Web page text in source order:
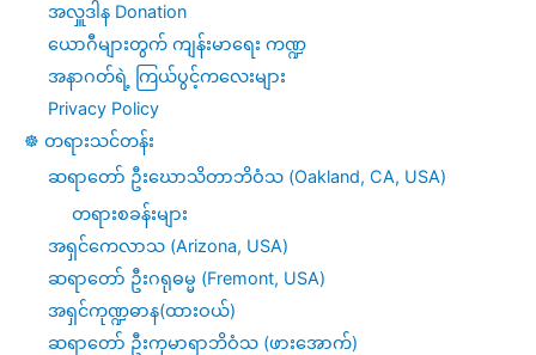
အလှူဒါန Donation
ယောဂီများတွက် ကျန်းမာရေး ကဏ္ဍ
အနာဂတ်ရဲ့ ကြယ်ပွင့်ကလေးများ
Privacy Policy
☸️ တရားသင်တန်း
ဆရာတော် ဦးဃောသိတာဘိဝံသ (Oakland, CA, USA)
တရားစခန်းများ
အရှင်ကေလာသ (Arizona, USA)
ဆရာတော် ဦးဂရုဓမ္မ (Fremont, USA)
အရှင်ကုဏ္ဍဓာန(ထားဝယ်)
ဆရာတော် ဦးကုမာရာဘိဝံသ (ဖားအောက်)